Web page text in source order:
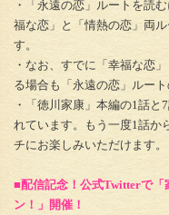
・「永遠の恋」ルートを読
福な恋」と「情熱の恋」両
す。
・なお、すでに「幸福な恋
る場合も「永遠の恋」ルー
・「徳川家康」本編の1話
れています。もう一度1話か
チにお楽しみいただけます。
■配信記念！公式Twitterで「
ン！」開催！